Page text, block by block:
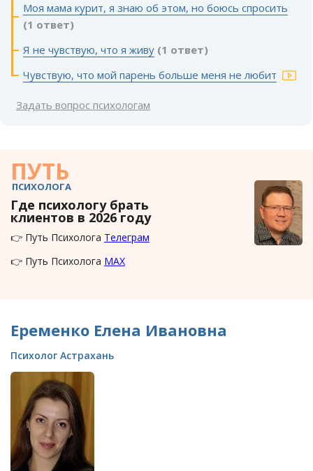
Моя мама курит, я знаю об этом, но боюсь спросить
(1 ответ)
Я не чувствую, что я живу (1 ответ)
Чувствую, что мой парень больше меня не любит
Задать вопрос психологам
ПУТЬ
ПСИХОЛОГА
Где психологу брать
клиентов в 2026 году
👉 Путь Психолога Телеграм
👉 Путь Психолога MAX
Еременко Елена Ивановна
Психолог Астрахань